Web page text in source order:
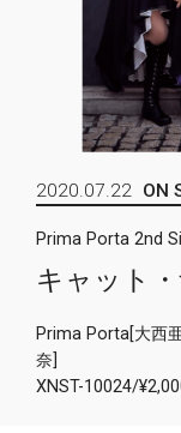
2020.07.22 ON
Prima Porta 2nd
キャット
Prima Porta[大西
奈]
XNST-10024/